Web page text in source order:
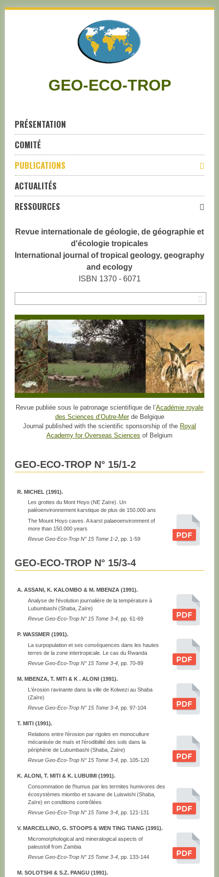
GEO-ECO-TROP
PRÉSENTATION
COMITÉ
PUBLICATIONS
ACTUALITÉS
RESSOURCES
Revue internationale de géologie, de géographie et
d'écologie tropicales
International journal of tropical geology, geography
and ecology
ISBN 1370 - 6071
Revue publiée sous le patronage scientifique de l’Académie royale
des Sciences d’Outre-Merde Belgique
Journal published with the scientific sponsorship of the Royal
Academy for Overseas Sciences of Belgium
GEO-ECO-TROP N° 15/1-2
R. MICHEL (1991).
Les grottes du Mont Hoyo (NE Zaïre). Un
paléoenvironnement karstique de plus de 150.000 ans
The Mount Hoyo caves. A karst palaeoenvironment of
more than 150.000 years
Revue Geo-Eco-Trop N° 15 Tome 1-2 , pp. 1-59
GEO-ECO-TROP N° 15/3-4
A. ASSANI, K. KALOMBO & M. MBENZA (1991).
Analyse de l'évolution journalière de la température à
Lubumbashi (Shaba, Zaïre)
Revue Geo-Eco-Trop N° 15 Tome 3-4 , pp. 61-69
P. WASSMER (1991).
La surpopulation et ses conséquences dans les hautes
terres de la zone intertropicale. Le cas du Rwanda
Revue Geo-Eco-Trop N° 15 Tome 3-4 , pp. 70-89
M. MBENZA, T. MITI & K . ALONI (1991).
L'érosion ravinante dans la ville de Kolwezi au Shaba
(Zaïre)
Revue Geo-Eco-Trop N° 15 Tome 3-4 , pp. 97-104
T. MITI (1991).
Relations entre l'érosion par rigoles en monoculture
mécanisée de maïs et l'érodibilité des sols dans la
périphérie de Lubumbashi (Shaba, Zaïre)
Revue Geo-Eco-Trop N° 15 Tome 3-4 , pp. 105-120
K. ALONI, T. MITI & K. LUBUIMI (1991).
Consommation de l'humus par les termites humivores des
écosystèmes miombo et savane de Luiswishi (Shaba,
Zaïre) en conditions contrôlées
Revue Geo-Eco-Trop N° 15 Tome 3-4 , pp. 121-131
V. MARCELLINO, G. STOOPS & WEN TING TIANG (1991).
Micromorphological and mineralogical aspects of
paleustoll from Zambia
Revue Geo-Eco-Trop N° 15 Tome 3-4 , pp. 133-144
M. SOLOTSHI & S.Z. PANGU (1991).